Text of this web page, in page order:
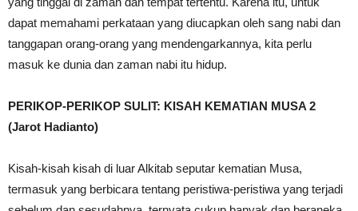
dapat memahami perkataan yang diucapkan oleh sang nabi dan
tanggapan orang-orang yang mendengarkannya, kita perlu
masuk ke dunia dan zaman nabi itu hidup.
PERIKOP-PERIKOP SULIT: KISAH KEMATIAN MUSA 2
(Jarot Hadianto)
Kisah-kisah kisah di luar Alkitab seputar kematian Musa,
termasuk yang berbicara tentang peristiwa-peristiwa yang terjadi